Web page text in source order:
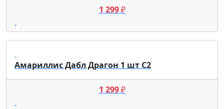
1 299₽
Амариллис Дабл Драгон 1 шт С2
1 299₽